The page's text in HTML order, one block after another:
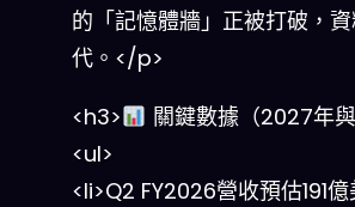
的「記憶體牆」正被打破，
代。</p>
<h3>
關鍵數據（2027年
<ul>
<li>Q2 FY2026營收預估191